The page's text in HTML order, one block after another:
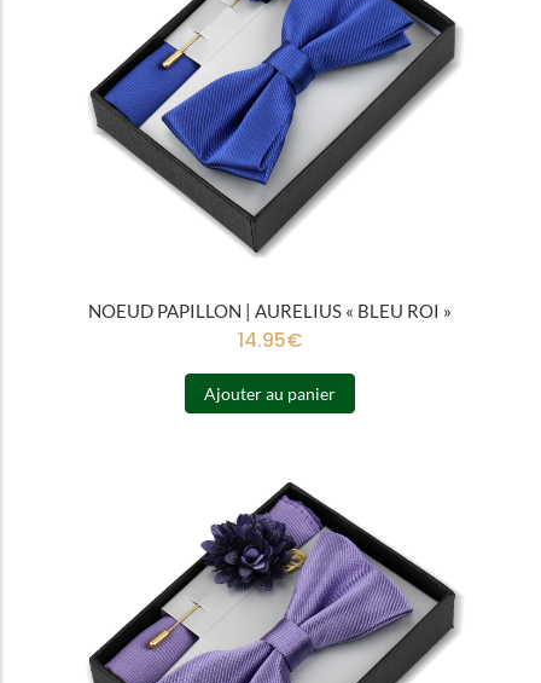
NOEUD PAPILLON | AURELIUS « BLEU ROI »
14.95€
Ajouter au panier